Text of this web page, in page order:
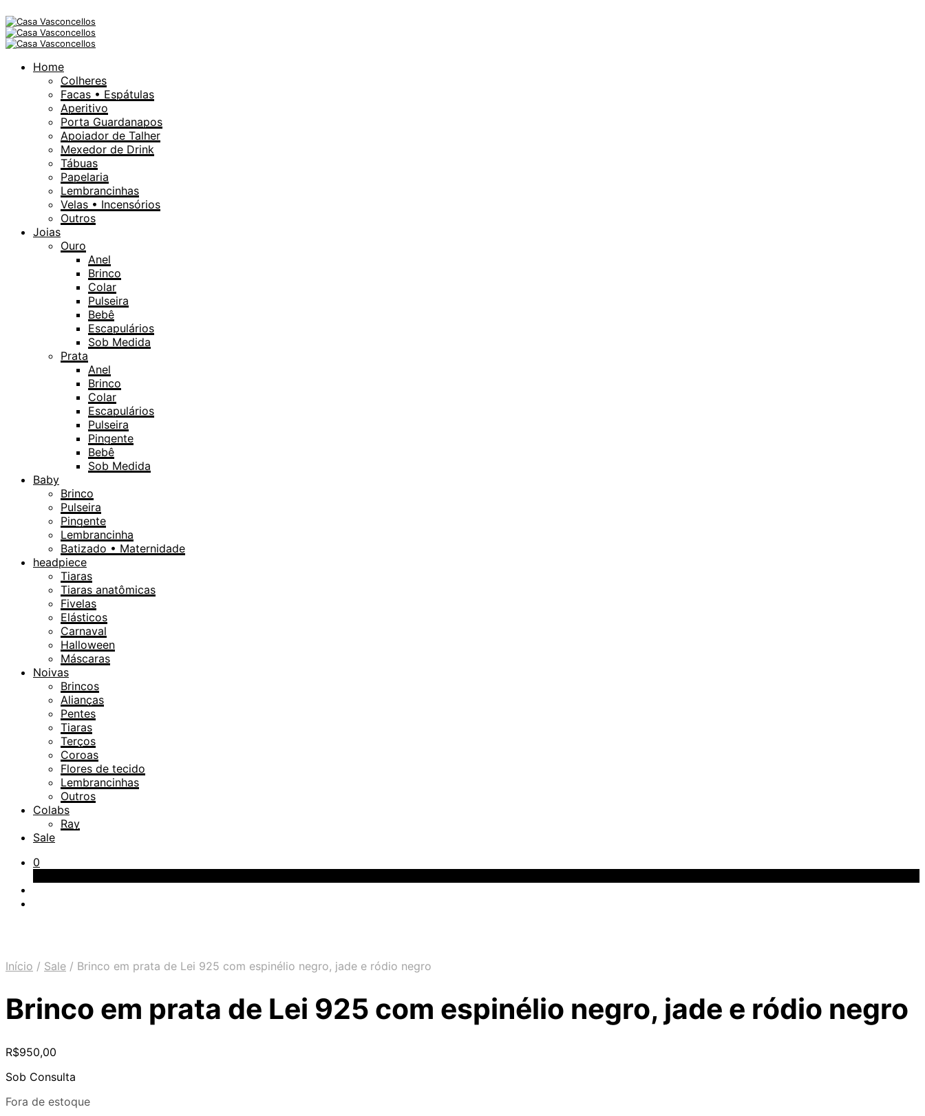
Home
Colheres
Facas • Espátulas
Aperitivo
Porta Guardanapos
Apoiador de Talher
Mexedor de Drink
Tábuas
Papelaria
Lembrancinhas
Velas • Incensórios
Outros
Joias
Ouro
Anel
Brinco
Colar
Pulseira
Bebê
Escapulários
Sob Medida
Prata
Anel
Brinco
Colar
Escapulários
Pulseira
Pingente
Bebê
Sob Medida
Baby
Brinco
Pulseira
Pingente
Lembrancinha
Batizado • Maternidade
headpiece
Tiaras
Tiaras anatômicas
Fivelas
Elásticos
Carnaval
Halloween
Máscaras
Noivas
Brincos
Alianças
Pentes
Tiaras
Terços
Coroas
Flores de tecido
Lembrancinhas
Outros
Colabs
Ray
Sale
0
Início / Sale / Brinco em prata de Lei 925 com espinélio negro, jade e ródio negro
Brinco em prata de Lei 925 com espinélio negro, jade e ródio negro
R$950,00
Sob Consulta
Fora de estoque